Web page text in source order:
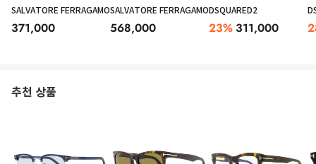
SALVATORE FERRAGAMO
371,000
SALVATORE FERRAGAMO
568,000
DSQUARED2
23% 311,000
추천 상품